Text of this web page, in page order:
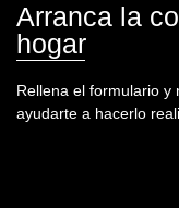
Arranca la
hogar
Rellena el formulario y
ayudarte a hacerlo